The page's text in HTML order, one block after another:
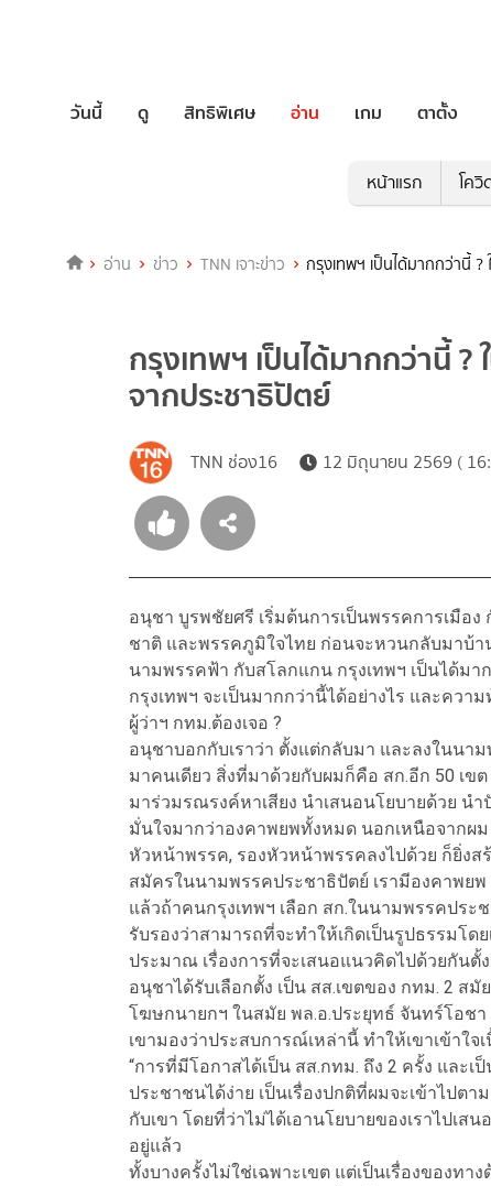
วันนี้ ดู สิทธิพิเศษ อ่าน เกม ตาตั้ง
หน้าแรก โควิ
อ่าน ข่าว TNN เจาะข่าว กรุงเทพฯ เป็นได้มากกว่านี้
กรุงเทพฯ เป็นได้มากกว่านี้
จากประชาธิปัตย์
TNN ช่อง16 12 มิถุนายน 2569 (
อนุชา บูรพชัยศรี เริ่มต้นการเป็นพรรคการเมือ
ชาติ และพรรคภูมิใจไทย ก่อนจะหวนกลับมาบ้า
นามพรรคฟ้า กับสโลกแกน กรุงเทพฯ เป็นได้มา
กรุงเทพฯ จะเป็นมากกว่านี้ได้อย่างไร และคว
ผู้ว่าฯ กทม.ต้องเจอ ?
อนุชาบอกกับเราว่า ตั้งแต่กลับมา และลงในนา
มาคนเดียว สิ่งที่มาด้วยกับผมก็คือ สก.อีก 50 เ
มาร่วมรณรงค์หาเสียง นำเสนอนโยบายด้วย
มั่นใจมากว่าองคาพยพทั้งหมด นอกเหนือจากผ
หัวหน้าพรรค, รองหัวหน้าพรรคลงไปด้วย ก็ยิ่ง
สมัครในนามพรรคประชาธิปัตย์ เรามีองคาพย
แล้วถ้าคนกรุงเทพฯ เลือก สก.ในนามพรรคประ
รับรองว่าสามารถที่จะทำให้เกิดเป็นรูปธรรมโด
ประมาณ เรื่องการที่จะเสนอแนวคิดไปด้วยกันตั้ง
อนุชาได้รับเลือกตั้ง เป็น สส.เขตของ กทม. 2 ส
โฆษกนายกฯ ในสมัย พล.อ.ประยุทธ์ จันทร์โอช
เขามองว่าประสบการณ์เหล่านี้ ทำให้เขาเข้าใ
“การที่มีโอกาสได้เป็น สส.กทม. ถึง 2 ครั้ง และ
ประชาชนได้ง่าย เป็นเรื่องปกติที่ผมจะเข้าไปต
กับเขา โดยที่ว่าไม่ได้เอานโยบายของเราไปเส
อยู่แล้ว
ทั้งบางครั้งไม่ใช่เฉพาะเขต แต่เป็นเรื่องของท